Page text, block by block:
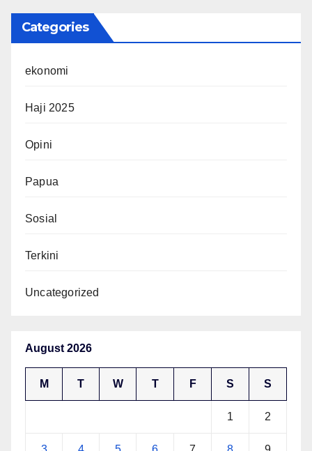
Categories
ekonomi
Haji 2025
Opini
Papua
Sosial
Terkini
Uncategorized
August 2026
M T W T F S S
1 2